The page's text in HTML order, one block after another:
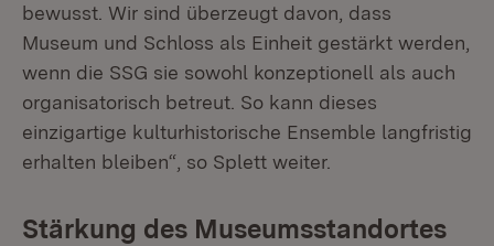
bewusst. Wir sind überzeugt davon, dass
Museum und Schloss als Einheit gestärkt werden,
wenn die SSG sie sowohl konzeptionell als auch
organisatorisch betreut. So kann dieses
einzigartige kulturhistorische Ensemble langfristig
erhalten bleiben“, so Splett weiter.
Stärkung des Museumsstandortes